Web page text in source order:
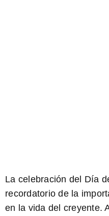
La celebración del Día
recordatorio de la
en la vida del creyente.